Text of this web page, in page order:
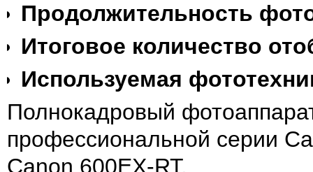
Продолжительность
Итоговое количество
Используемая
Полнокадровый
профессиональной серии
Canon 600EX-RT.